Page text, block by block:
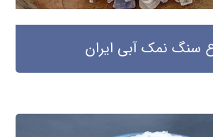
سنگ نمک آبی ایران